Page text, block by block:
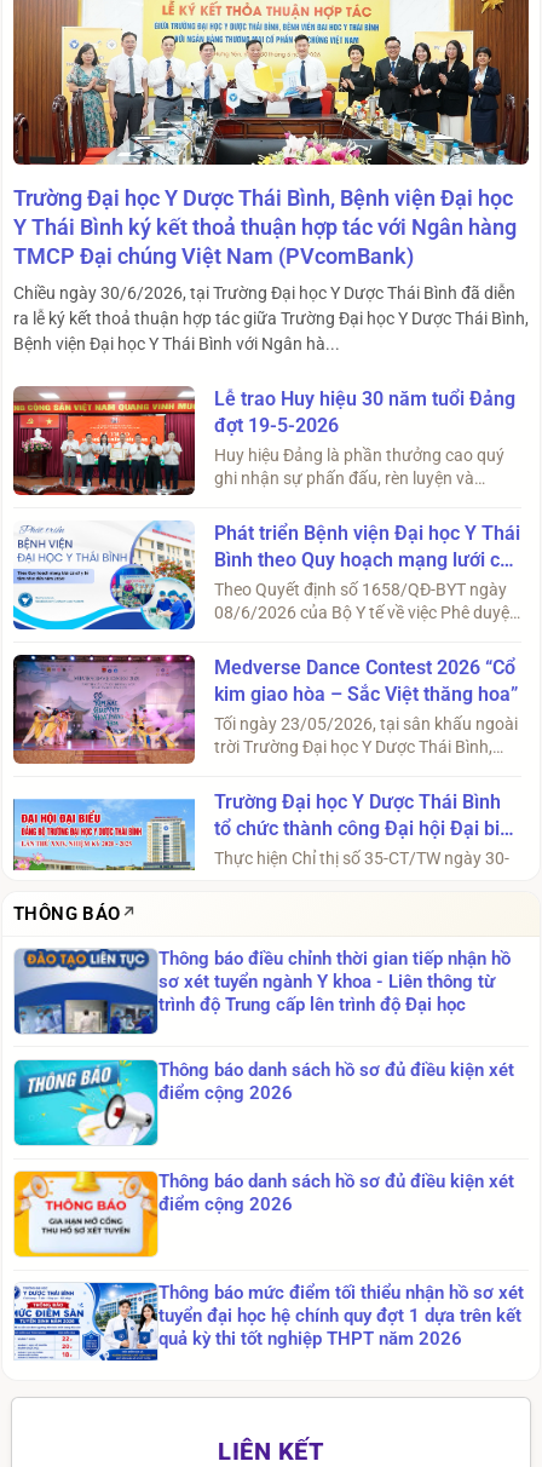
Trường Đại học Y Dược Thái Bình, Bệnh viện Đại học
Y Thái Bình ký kết thoả thuận hợp tác với Ngân hàng
TMCP Đại chúng Việt Nam (PVcomBank)
Chiều ngày 30/6/2026, tại Trường Đại học Y Dược Thái Bình đã diễn
ra lễ ký kết thoả thuận hợp tác giữa Trường Đại học Y Dược Thái Bình,
Bệnh viện Đại học Y Thái Bình với Ngân hà...
Lễ trao Huy hiệu 30 năm tuổi Đảng
đợt 19-5-2026
Huy hiệu Đảng là phần thưởng cao quý
ghi nhận sự phấn đấu, rèn luyện và
Phát triển Bệnh viện Đại học Y Thái
Bình theo Quy hoạch mạng lưới cơ
sở y tế tầm nhìn đến năm 2050
Theo Quyết định số 1658/QĐ-BYT ngày
08/6/2026 của Bộ Y tế về việc Phê duyệt
Medverse Dance Contest 2026 “Cổ
kim giao hòa – Sắc Việt thăng hoa”
Tối ngày 23/05/2026, tại sân khấu ngoài
trời Trường Đại học Y Dược Thái Bình,
Trường Đại học Y Dược Thái Bình
tổ chức thành công Đại hội Đại biểu
Đảng bộ lần thứ XXIV, nhiệm kỳ
Thực hiện Chỉ thị số 35-CT/TW ngày 30-
THÔNG BÁO
Thông báo điều chỉnh thời gian tiếp nhận hồ
sơ xét tuyển ngành Y khoa - Liên thông từ
trình độ Trung cấp lên trình độ Đại học
Thông báo danh sách hồ sơ đủ điều kiện xét
điểm cộng 2026
Thông báo danh sách hồ sơ đủ điều kiện xét
điểm cộng 2026
Thông báo mức điểm tối thiểu nhận hồ sơ xét
tuyển đại học hệ chính quy đợt 1 dựa trên kết
quả kỳ thi tốt nghiệp THPT năm 2026
Thông báo tạp chí mới năm 2021 lần 1
LIÊN KẾT